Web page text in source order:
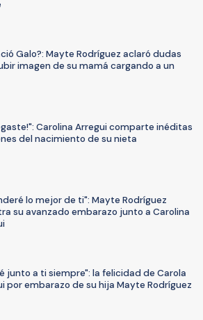
Galo?: Mayte Rodríguez aclaró dudas
imagen de su mamá cargando a un
Carolina Arregui comparte inéditas
del nacimiento de su nieta
lo mejor de ti": Mayte Rodríguez
su avanzado embarazo junto a Carolina
junto a ti siempre": la felicidad de Carola
por embarazo de su hija Mayte Rodríguez